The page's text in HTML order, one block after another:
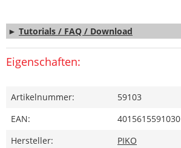
► Tutorials / FAQ / Download
Eigenschaften:
Artikelnummer:
59103
EAN:
4015615591030
Hersteller:
PIKO